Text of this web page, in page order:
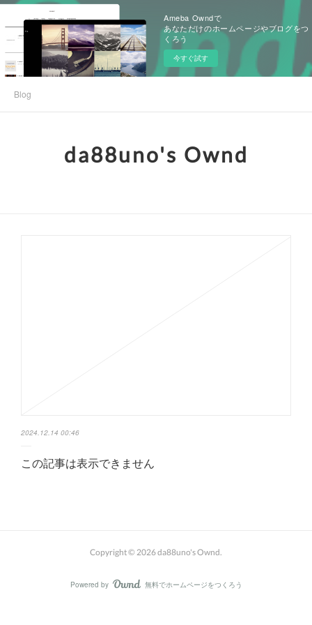
Ameba Owndで
あなただけのホームページやブログをつ
くろう
今すぐ試す
Blog
da88uno's Ownd
2024.12.14 00:46
この記事は表示できません
Copyright © 2026da88uno's Ownd.
Powered by AmebaOwnd
無料でホームページをつくろう